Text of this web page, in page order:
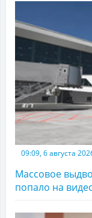
09:09, 6 августа
Массовое
попало на